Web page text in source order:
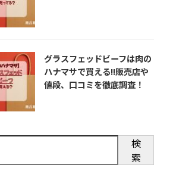
グラスフェッドビーフは肉の
ハナマサで買える!!販売店や
値段、口コミを徹底調査！
検
索